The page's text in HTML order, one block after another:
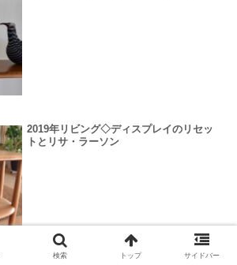
2019年リビング◇ディスプレイのリセッ
トとリサ・ラーソン
検索 トップ サイドバー